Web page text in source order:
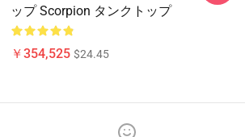
ップ Scorpion タンクトップ
￥354,525 $24.45